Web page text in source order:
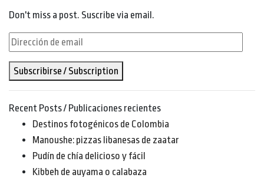
Don't miss a post. Suscribe via email.
Dirección
de
email
Subscribirse / Subscription
Recent Posts / Publicaciones recientes
Destinos fotogénicos de Colombia
Manoushe: pizzas libanesas de zaatar
Pudín de chía delicioso y fácil
Kibbeh de auyama o calabaza